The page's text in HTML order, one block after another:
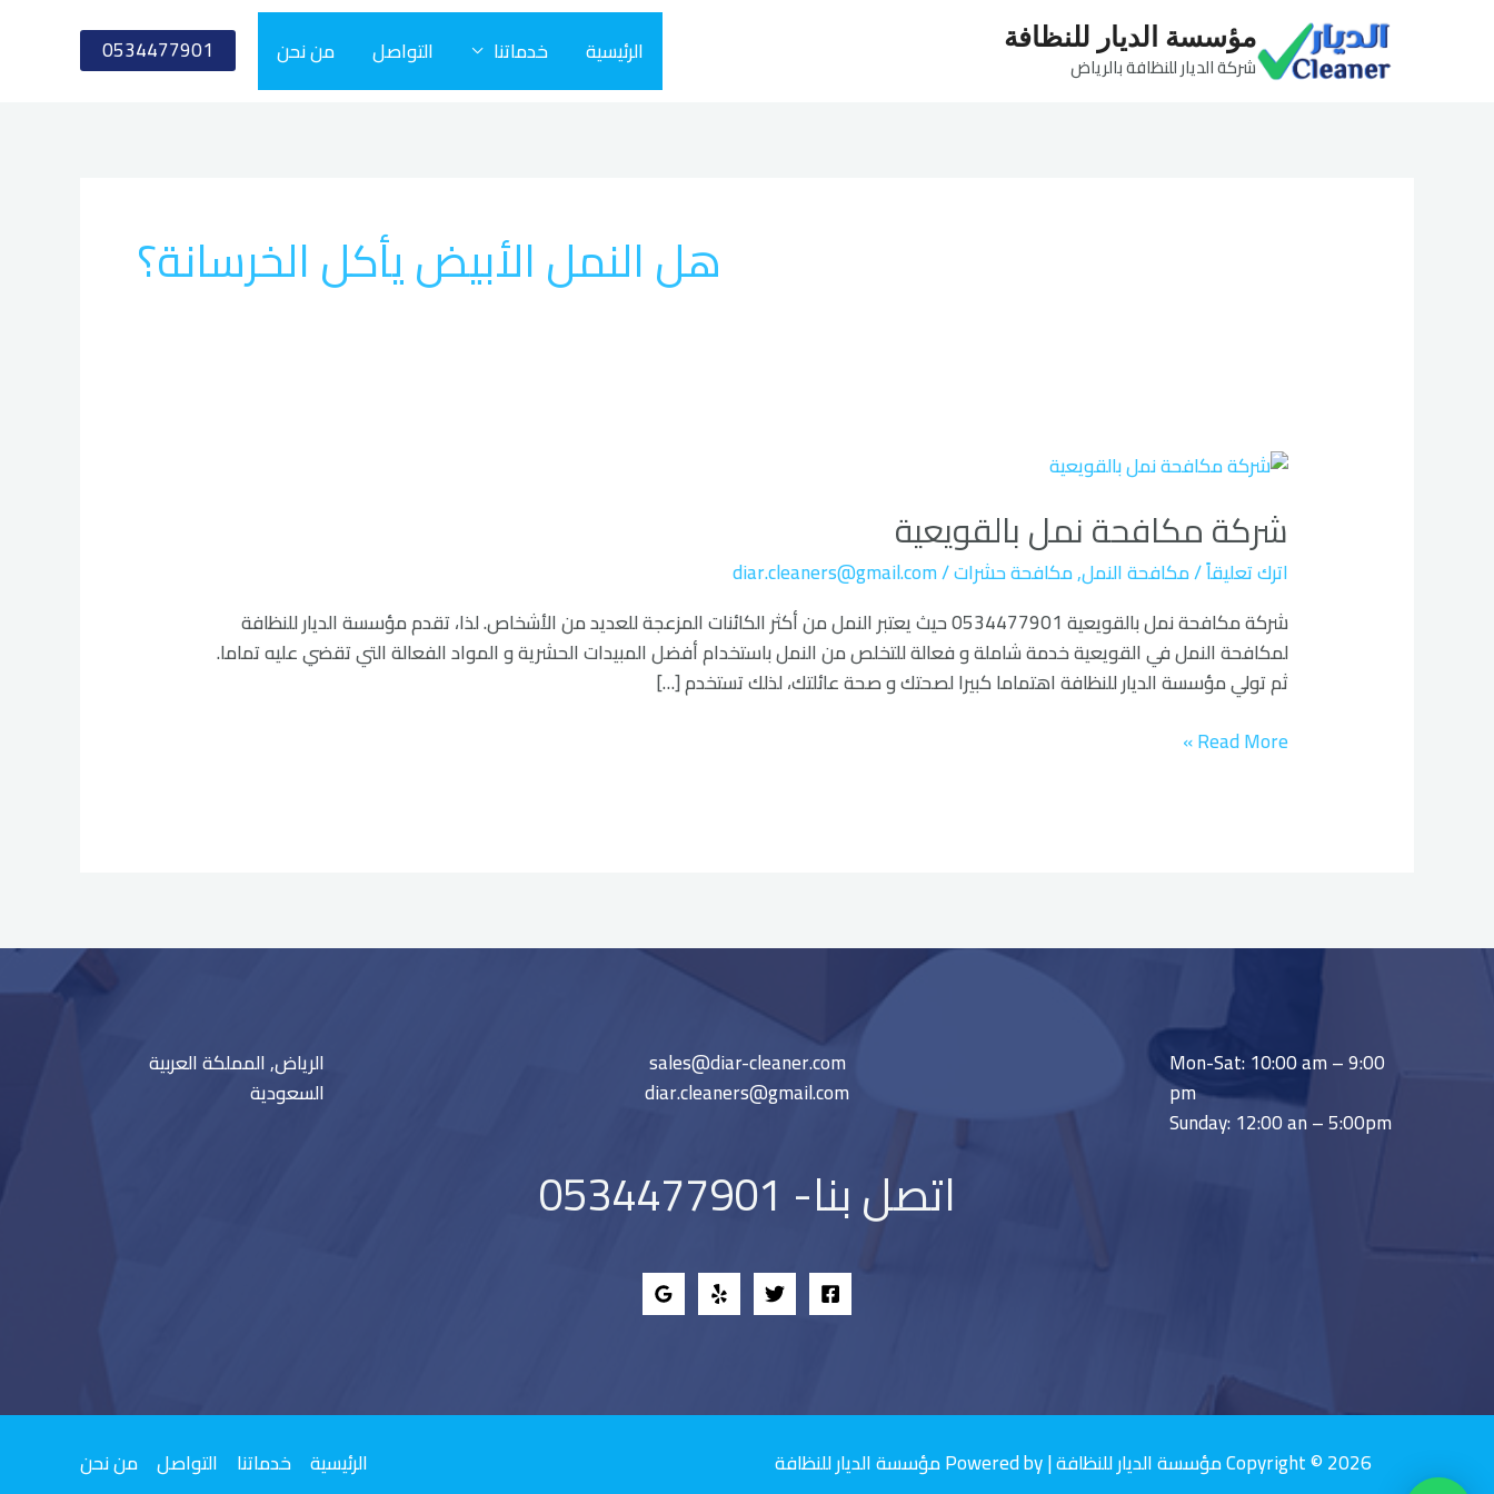
مؤسسة الديار للنظافة
شركة الديار للنظافة بالرياض الرئيسية خدماتنا التواصل من نحن 0534477901
هل النمل الأبيض يأكل الخرسانة؟
شركة مكافحة نمل بالقويعية
اترك تعليقاً/مكافحة النمل,مكافحة حشرات/
diar.cleaners@gmail.com
شركة مكافحة نمل بالقويعية 0534477901 حيث يعتبر النمل من أكثر الكائنات المزعجة للعديد من الأشخاص. لذا، تقدم مؤسسة الديار للنظافة
لمكافحة النمل في القويعية خدمة شاملة و فعالة للتخلص من النمل باستخدام أفضل المبيدات الحشرية و المواد الفعالة التي تقضي عليه تماما.
ثم تولي مؤسسة الديار للنظافة اهتماما كبيرا لصحتك و صحة عائلتك، لذلك تستخدم […]
شركة
نمل
بالقويعية
Read More »
Mon-Sat: 10:00 am – 9:00
pm
Sunday: 12:00 an – 5:00pm
sales@diar-cleaner.com
diar.cleaners@gmail.com
اتصل بنا- 0534477901
الرياض, المملكة العربية
السعودية
Copyright © 2026 مؤسسة الديار للنظافة | Powered by مؤسسة الديار للنظافة الرئيسية خدماتنا التواصل من نحن